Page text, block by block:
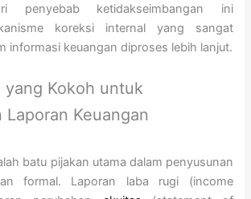
penyebab ketidakseimbangan ini
koreksi internal yang sangat
informasi keuangan diproses lebih lanjut.
yang Kokoh untuk
Laporan Keuangan
batu pijakan utama dalam penyusunan
formal. Laporan laba rugi (income